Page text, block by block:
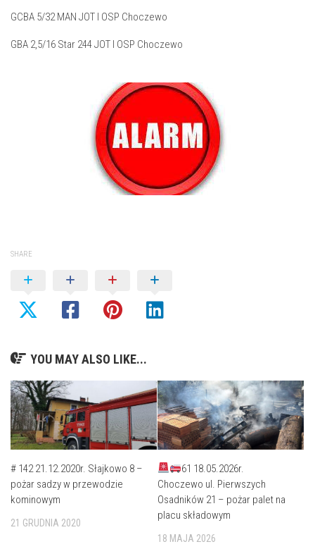
GCBA 5/32 MAN JOT I OSP Choczewo
GBA 2,5/16 Star 244 JOT I OSP Choczewo
SHARE
YOU MAY ALSO LIKE...
# 142 21.12.2020r. Słajkowo 8 –
pożar sadzy w przewodzie
kominowym
21 GRUDNIA 2020
61 18.05.2026r.
Choczewo ul. Pierwszych
Osadników 21 – pożar palet na
placu składowym
18 MAJA 2026